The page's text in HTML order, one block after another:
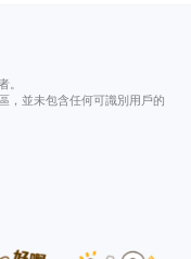
。
，並未包含任何可識別用戶的